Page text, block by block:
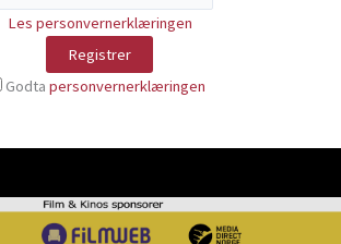
Les personvernerklæringen
Godta personvernerklæringen